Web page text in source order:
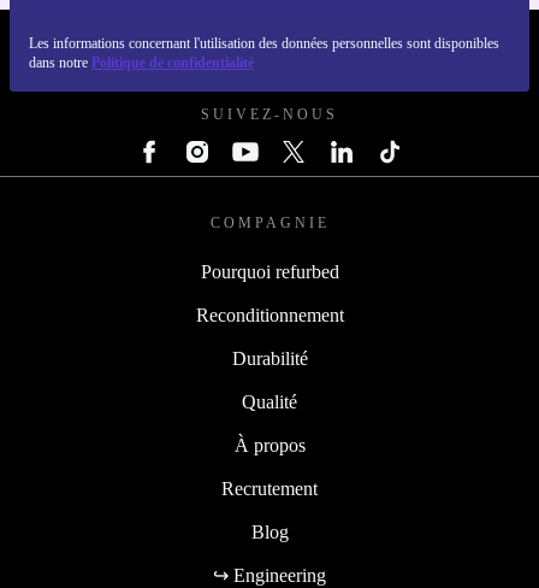
Les informations concernant l'utilisation des données personnelles sont disponibles
dans notre Politique de confidentialité
REFURBED FRANCE - RETHINK NEW.
SUIVEZ-NOUS
COMPAGNIE
Pourquoi refurbed
Reconditionnement
Durabilité
Qualité
À propos
Recrutement
Blog
↪ Engineering